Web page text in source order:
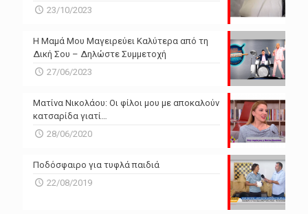
23/10/2023
Η Μαμά Μου Μαγειρεύει Καλύτερα από τη
Δική Σου – Δηλώστε Συμμετοχή
27/06/2023
Ματίνα Νικολάου: Οι φίλοι μου με αποκαλούν
κατσαρίδα γιατί…
28/06/2020
Ποδόσφαιρο για τυφλά παιδιά
22/08/2019